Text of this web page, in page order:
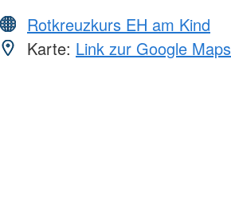
Rotkreuzkurs EH am Kind
Karte: Link zur Google